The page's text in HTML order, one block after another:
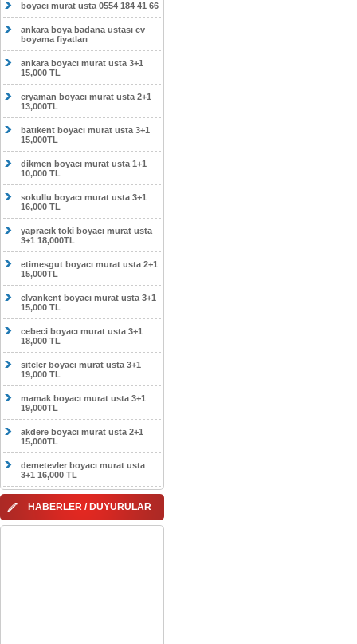
boyacı murat usta 0554 184 41 66
ankara boya badana ustası ev
boyama fiyatları
ankara boyacı murat usta 3+1
15,000 TL
eryaman boyacı murat usta 2+1
13,000TL
batıkent boyacı murat usta 3+1
15,000TL
dikmen boyacı murat usta 1+1
10,000 TL
sokullu boyacı murat usta 3+1
16,000 TL
yapracık toki boyacı murat usta
3+1 18,000TL
etimesgut boyacı murat usta 2+1
15,000TL
elvankent boyacı murat usta 3+1
15,000 TL
cebeci boyacı murat usta 3+1
18,000 TL
siteler boyacı murat usta 3+1
19,000 TL
mamak boyacı murat usta 3+1
19,000TL
akdere boyacı murat usta 2+1
15,000TL
demetevler boyacı murat usta
3+1 16,000 TL
HABERLER / DUYURULAR